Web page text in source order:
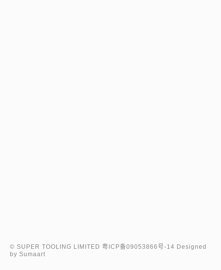
© SUPER TOOLING LIMITED 粤ICP备09053866号-14 Designed
by Sumaart